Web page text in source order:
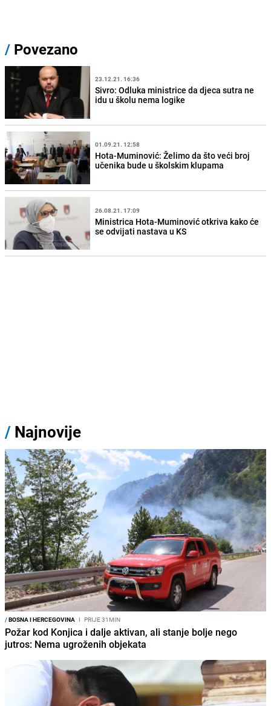
/ Povezano
23.12.21. 16:36
Sivro: Odluka ministrice da djeca sutra ne
idu u školu nema logike
01.09.21. 12:58
Hota-Muminović: Želimo da što veći broj
učenika bude u školskim klupama
26.08.21. 17:09
Ministrica Hota-Muminović otkriva kako će
se odvijati nastava u KS
/ Najnovije
/BOSNA I HERCEGOVINA I PRIJE 31MIN
Požar kod Konjica i dalje aktivan, ali stanje bolje nego
jutros: Nema ugroženih objekata